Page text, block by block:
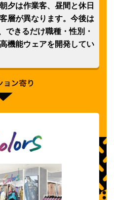
夕は作業客、昼間と休日
層が異なります。今後は
できるだけ職種・性別・
機能ウェアを開発してい